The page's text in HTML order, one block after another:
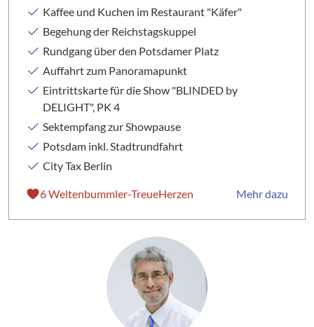
Kaffee und Kuchen im Restaurant "Käfer"
Begehung der Reichstagskuppel
Rundgang über den Potsdamer Platz
Auffahrt zum Panoramapunkt
Eintrittskarte für die Show "BLINDED by
DELIGHT", PK 4
Sektempfang zur Showpause
Potsdam inkl. Stadtrundfahrt
City Tax Berlin
6 Weltenbummler-TreueHerzen Mehr dazu